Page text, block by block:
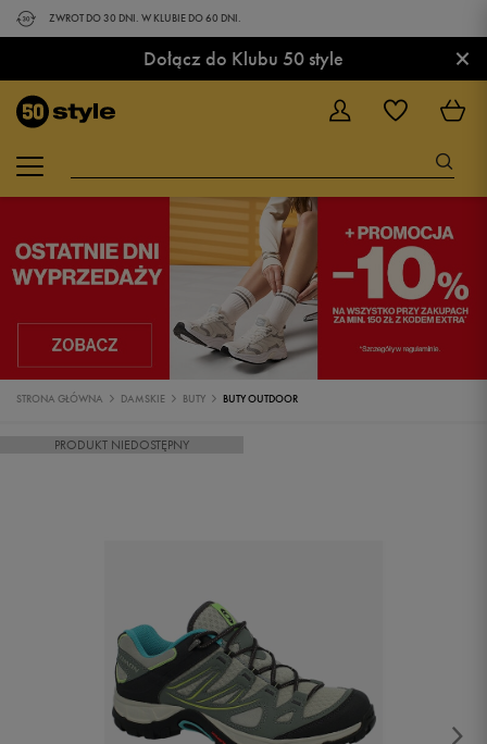
ZWROT DO 30 DNI. W KLUBIE DO 60 DNI.
Dołącz do Klubu 50 style ×
STRONA GŁÓWNA DAMSKIE BUTY BUTY OUTDOOR
PRODUKT NIEDOSTĘPNY